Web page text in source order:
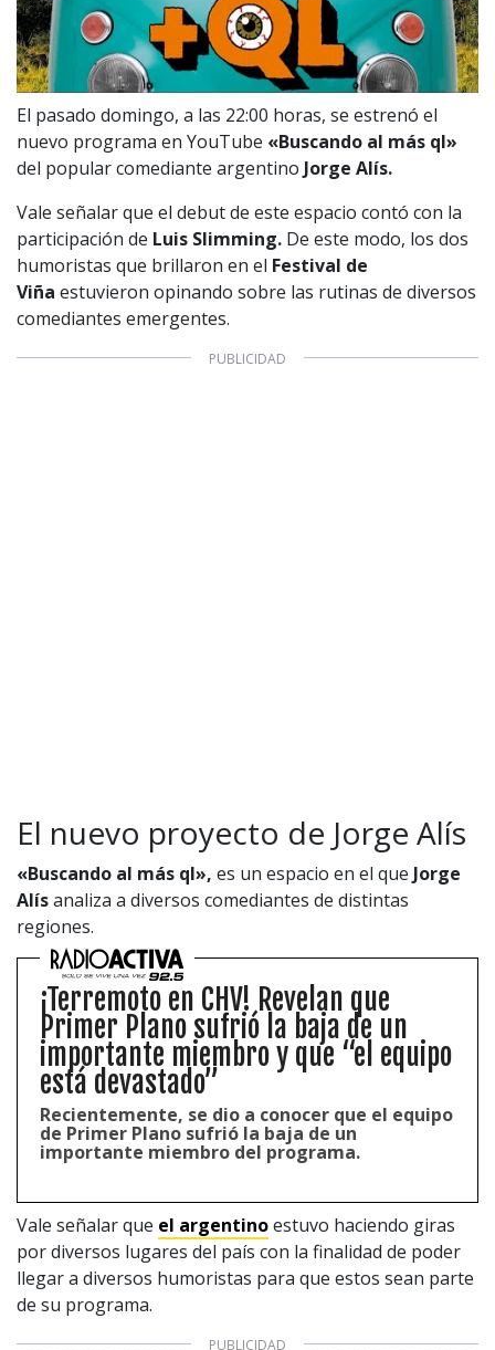
El pasado domingo, a las 22:00 horas, se estrenó el
nuevo programa en YouTube «Buscando al más ql»
del popular comediante argentino Jorge Alís.
Vale señalar que el debut de este espacio contó con la
participación de Luis Slimming. De este modo, los dos
humoristas que brillaron en el Festival de
Viña estuvieron opinando sobre las rutinas de diversos
comediantes emergentes.
El nuevo proyecto de Jorge Alís
«Buscando al más ql», es un espacio en el que Jorge
Alísanaliza a diversos comediantes de distintas
regiones.
¡Terremoto en CHV! Revelan que
Primer Plano sufrió la baja de un
importante miembro y que “el equipo
está devastado”
Recientemente, se dio a conocer que el equipo
de Primer Plano sufrió la baja de un
importante miembro del programa.
Vale señalar que el argentinoestuvo haciendo giras
por diversos lugares del país con la finalidad de poder
llegar a diversos humoristas para que estos sean parte
de su programa.